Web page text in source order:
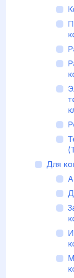
Для